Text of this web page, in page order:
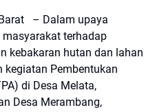
– Dalam upaya
terhadap
kebakaran hutan dan lahan
kegiatan Pembentukan
di Desa Melata,
Desa Merambang,